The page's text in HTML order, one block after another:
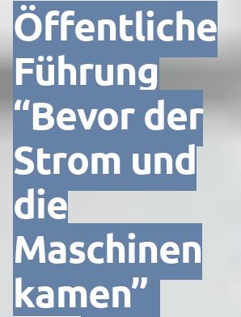
Öffentliche
Führung
“Bevor der
Strom und
die
Maschinen
kamen”